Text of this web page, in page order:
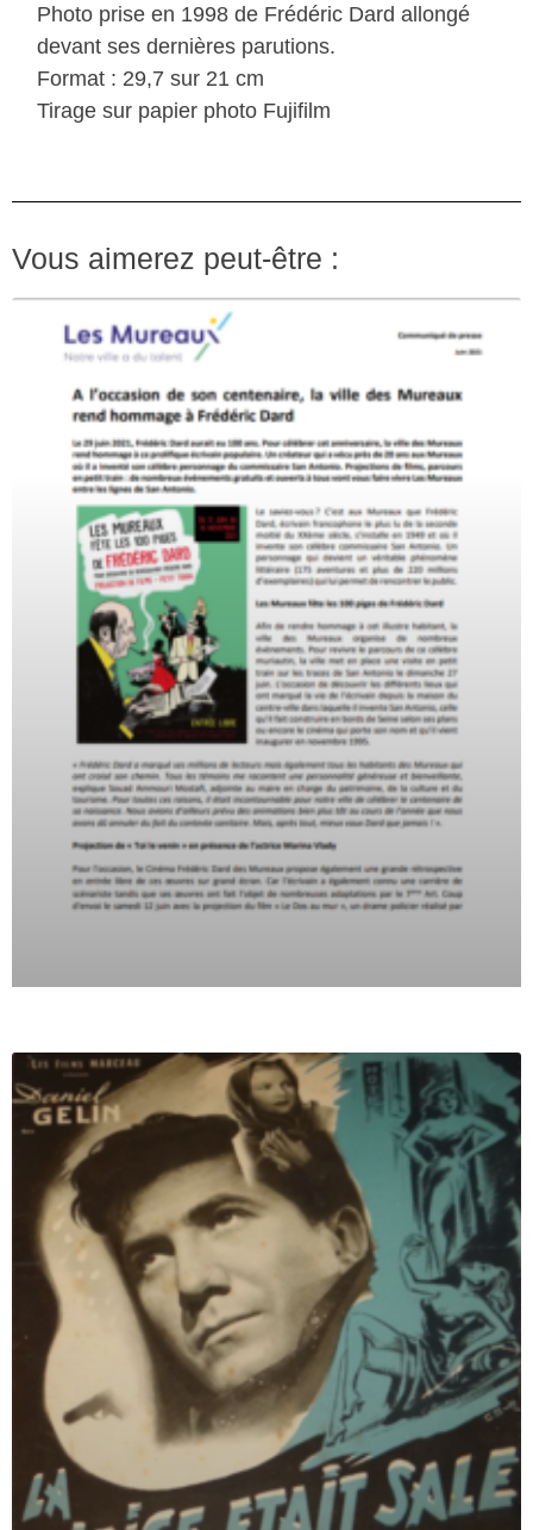
Photo prise en 1998 de Frédéric Dard allongé
devant ses dernières parutions.
Format : 29,7 sur 21 cm
Tirage sur papier photo Fujifilm
Vous aimerez peut-être :